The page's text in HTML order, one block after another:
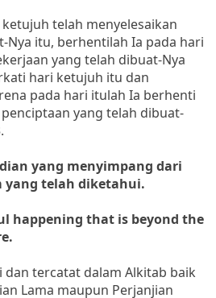
telah menyelesaikan
Nya itu, berhentilah Ia pada hari
yang telah dibuat-Nya
hari ketujuh itu dan
pada hari itulah Ia berhenti
yang telah dibuat-
yang menyimpang dari
telah diketahui.
happening that is beyond the
dan tercatat dalam Alkitab baik
Lama maupun Perjanjian